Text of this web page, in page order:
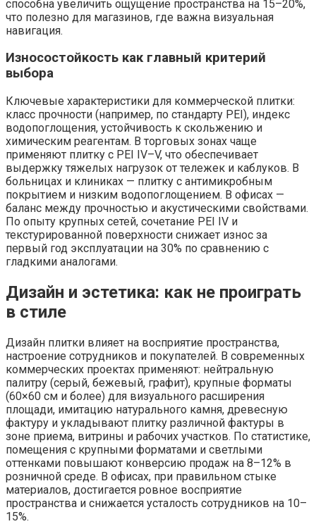
способна увеличить ощущение пространства на 15–20%,
что полезно для магазинов, где важна визуальная
навигация.
Износостойкость как главный критерий
выбора
Ключевые характеристики для коммерческой плитки:
класс прочности (например, по стандарту PEI), индекс
водопоглощения, устойчивость к скольжению и
химическим реагентам. В торговых зонах чаще
применяют плитку с PEI IV–V, что обеспечивает
выдержку тяжелых нагрузок от тележек и каблуков. В
больницах и клиниках — плитку с антимикробным
покрытием и низким водопоглощением. В офисах —
баланс между прочностью и акустическими свойствами.
По опыту крупных сетей, сочетание PEI IV и
текстурированной поверхности снижает износ за
первый год эксплуатации на 30% по сравнению с
гладкими аналогами.
Дизайн и эстетика: как не проиграть
в стиле
Дизайн плитки влияет на восприятие пространства,
настроение сотрудников и покупателей. В современных
коммерческих проектах применяют: нейтральную
палитру (серый, бежевый, графит), крупные форматы
(60×60 см и более) для визуального расширения
площади, имитацию натурального камня, древесную
фактуру и укладывают плитку различной фактуры в
зоне приема, витрины и рабочих участков. По статистике,
помещения с крупными форматами и светлыми
оттенками повышают конверсию продаж на 8–12% в
розничной среде. В офисах, при правильном стыке
материалов, достигается ровное восприятие
пространства и снижается усталость сотрудников на 10–
15%.